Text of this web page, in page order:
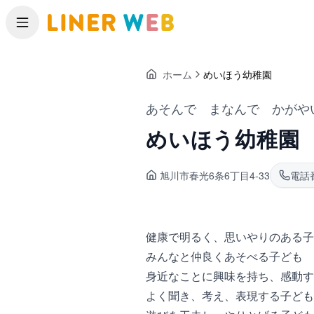
メニュー
ホーム めいほう幼稚園
あそんで まなんで かがや
めいほう幼稚園
旭川市春光6条6丁目4-33 電話
健康で明るく、思いやりのある
みんなと仲良くあそべる子ども
身近なことに興味を持ち、感動
よく聞き、考え、表現する子ども